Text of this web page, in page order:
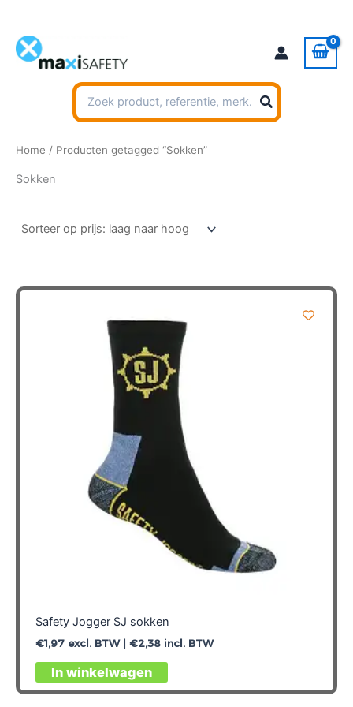
inhoud
Zoeken
naar:
Home / Producten getagged “Sokken”
Sokken
Safety Jogger SJ sokken
€1,97excl. BTW | €2,38incl. BTW
In winkelwagen
Dit
product